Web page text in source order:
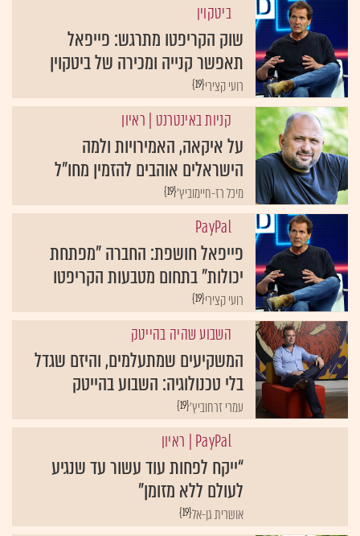
ביטקוין
שוק הקריפטו מתרגש: פייפאל
תאפשר קנייה ומכירה של ביטקוין
{19}רועי קצירי
קניות באינטרנט | ראיון
על איקאה, האמירויות ולמה
הישראלים אוהבים להזמין מחו"ל
{19}מיכל רז-חיימוביץ'
פייפאל חושפת: החברה "מפתחת
יכולות" בתחום מטבעות הקריפטו
{19}רועי קצירי
השבוע שהיה בהייטק
המשקיעים שמתעלמים, והיזם שגדל
בלי טכנולוגיה: השבוע בהייטק
{19}עמרי זרחוביץ'
| ראיון
“ייקח לפחות עוד עשור עד שנגיע
לעולם ללא מזומן”
{19}אושרית גן-אל